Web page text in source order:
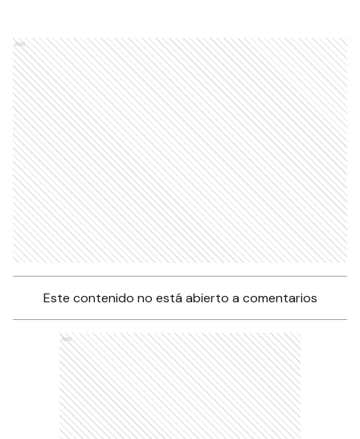
Ads
Este contenido no está abierto a comentarios
Ads